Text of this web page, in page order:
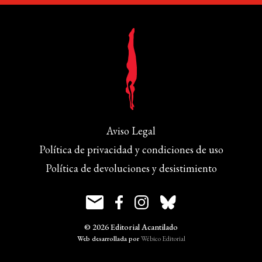
Aviso Legal
Política de privacidad y condiciones de uso
Política de devoluciones y desistimiento
© 2026 Editorial Acantilado
Web desarrollada porWébico Editorial